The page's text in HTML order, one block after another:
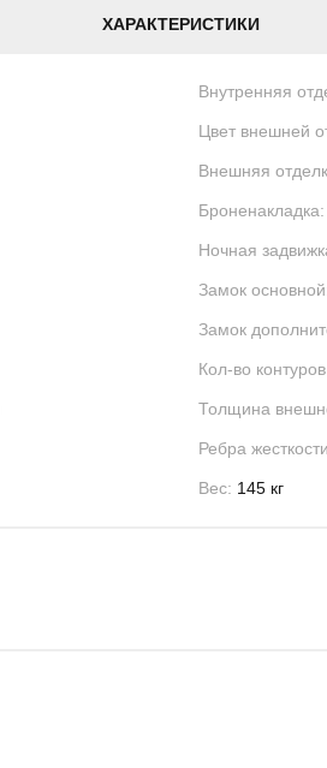
ХАРАКТЕРИСТИКИ
Внутренняя
Цвет внешней
Внешняя
Броненакладка:
Ночная
Замок
Замок
Кол-во
Толщина
Ребра
Вес: 145 кг